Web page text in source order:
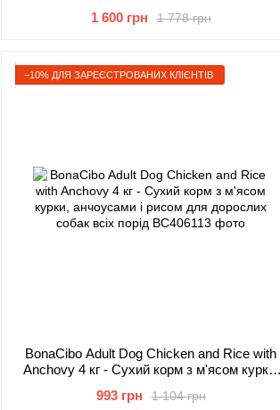
1 778 грн
1 600 грн
−10% ДЛЯ ЗАРЕЄСТРОВАНИХ КЛІЄНТІВ
BonaCibo Adult Dog Chicken and Rice with
Anchovy 4 кг - Сухий корм з м'ясом курки,
порід1 104 грн
993 грн